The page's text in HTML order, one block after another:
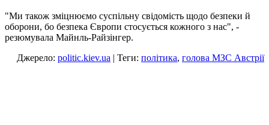
"Ми також зміцнюємо суспільну свідомість щодо безпеки й
оборони, бо безпека Європи стосується кожного з нас", -
резюмувала Майнль-Райзінгер.
Джерело: politic.kiev.ua | Теги: політика, голова МЗС Австрії